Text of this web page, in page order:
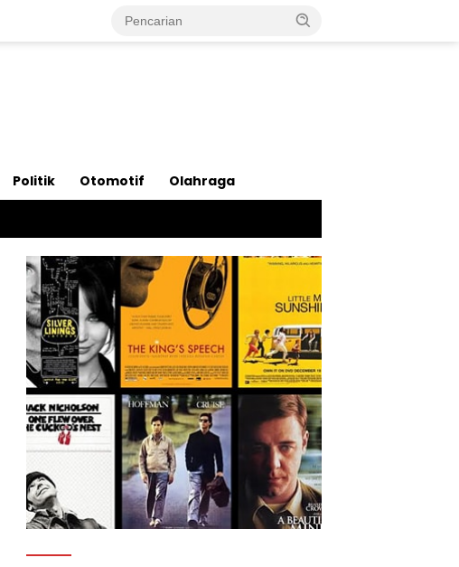
Politik Otomotif Olahraga